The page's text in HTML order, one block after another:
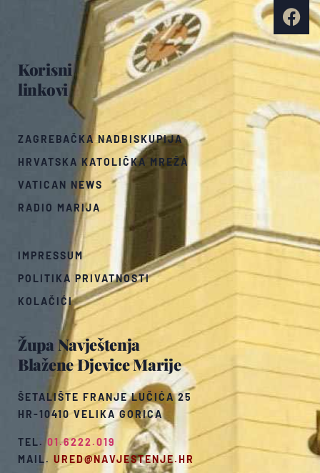
Župa Navještenja
Blažene Djevice Marije
ŠETALIŠTE FRANJE LUČIĆA 25
HR-10410 VELIKA GORICA
TEL.01.6222.019
MAIL. URED@NAVJESTENJE.HR
Korisni
linkovi
ZAGREBAČKA NADBISKUPIJA
HRVATSKA KATOLIČKA MREŽA
VATICAN NEWS
RADIO MARIJA
IMPRESSUM
POLITIKA PRIVATNOSTI
KOLAČIĆI